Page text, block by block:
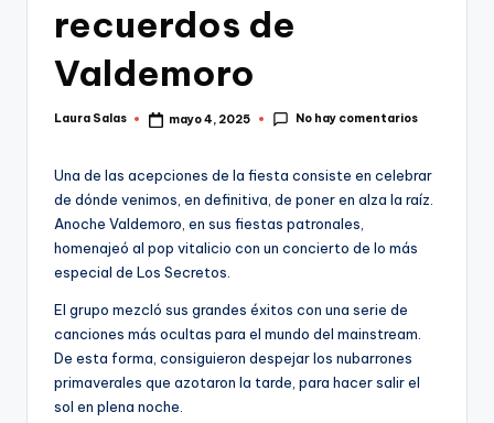
recuerdos de
Valdemoro
Publicado
Laura Salas mayo 4, 2025 No hay comentarios
Una de las acepciones de la fiesta consiste en celebrar
de dónde venimos, en definitiva, de poner en alza la raíz.
Anoche Valdemoro, en sus fiestas patronales,
homenajeó al pop vitalicio con un concierto de lo más
especial de Los Secretos.
El grupo mezcló sus grandes éxitos con una serie de
canciones más ocultas para el mundo del mainstream.
De esta forma, consiguieron despejar los nubarrones
primaverales que azotaron la tarde, para hacer salir el
sol en plena noche.